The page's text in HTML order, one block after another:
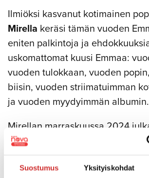
Suostumus Yksityiskohdat
Ilmiöksi kasvanut kotimainen
Mirella keräsi tämän vuoden
eniten palkintoja ja
uskomattomat kuusi Emmaa:
vuoden tulokkaan, vuoden
biisin, vuoden striimatuimman
ja vuoden myydyimmän albumin.
Mirellan marraskuussa 2024
oisin kertonut
-debyyttialbumi
Spotify-ennätyksiä olemalla sekä